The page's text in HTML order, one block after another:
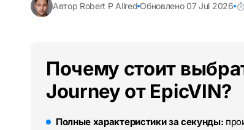
Автор Robert P Allred Обновлено 07 Jul 2026
Почему стоит
Journey от EpicVIN?
Полные характеристики за секунды: